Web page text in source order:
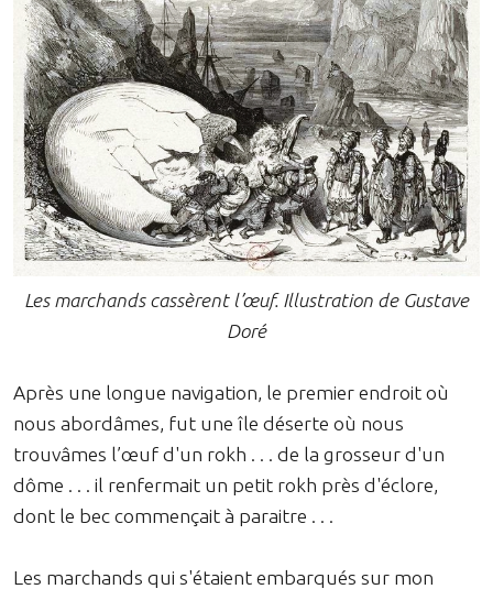
Les marchands cassèrent l’œuf. Illustration de Gustave
Doré
Après une longue navigation, le premier endroit où
nous abordâmes, fut une île déserte où nous
trouvâmes l’œuf d'un rokh . . . de la grosseur d'un
dôme . . . il renfermait un petit rokh près d'éclore,
dont le bec commençait à paraitre . . .
Les marchands qui s'étaient embarqués sur mon